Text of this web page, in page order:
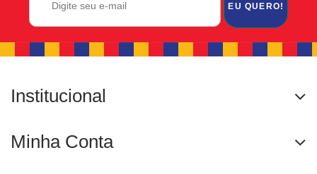
EU QUERO!
Institucional
Minha Conta